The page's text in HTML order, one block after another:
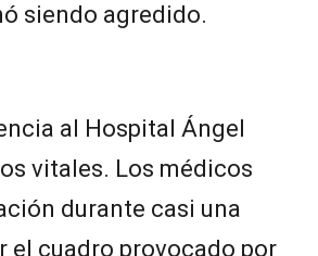
siendo agredido.
al Hospital Ángel
vitales. Los médicos
durante casi una
el cuadro provocado por